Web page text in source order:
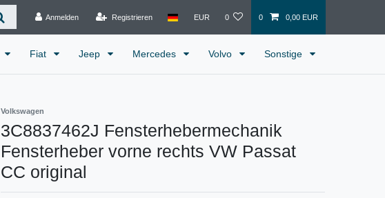
Anmelden Registrieren EUR 0 0 0,00 EUR
Fiat Jeep Mercedes Volvo Sonstige
Volkswagen
3C8837462J Fensterhebermechanik
Fensterheber vorne rechts VW Passat
CC original